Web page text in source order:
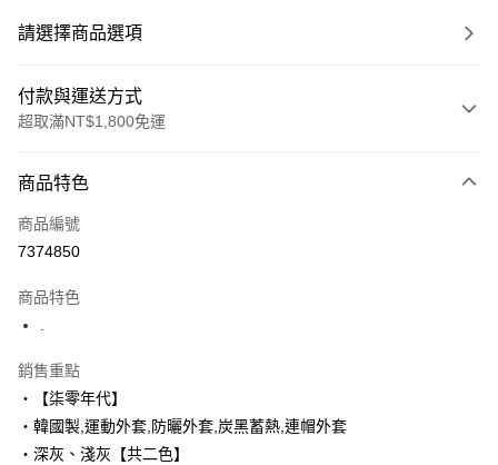
請選擇商品選項
付款與運送方式
超取滿NT$1,800免運
信用卡一次付款
超商取貨付款
街口支付
悠遊付
Google Pay
商品特色
商品編號
7374850
商品特色
銷售重點
‧【柒零年代】
‧韓國製,運動外套,防曬外套,炭黑蓄熱,連帽外套
‧深灰、淺灰【共二色】